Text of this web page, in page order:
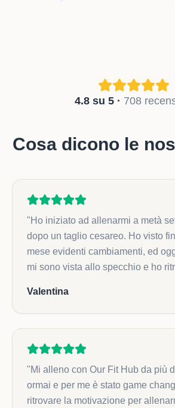
4.8 su 5 · 708
Cosa dicono le
"Ho iniziato ad allenarmi a metà
dopo un taglio cesareo. Ho visto
mese evidenti cambiamenti, ed
mi sono vista allo specchio e ho
Valentina
"Mi alleno con Our Fit Hub da più
ormai e per me è stato game
ritrovare la motivazione per